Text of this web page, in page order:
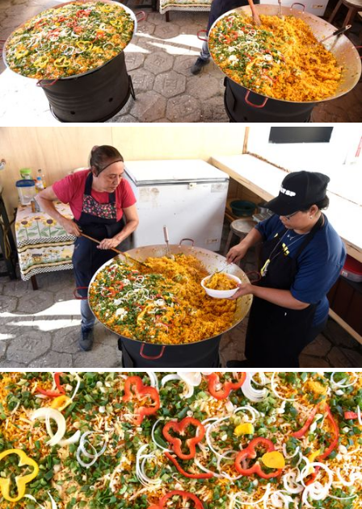
Desejo receber novidades sobre a Pulsar Imagens
Li e concordo com os Termos de Uso do site
CADASTRAR
Já tem uma conta?
Tipo de download